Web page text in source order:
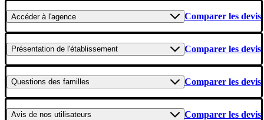
Accéderà l'agence Comparer les devis
Présentation de l'établissement Comparer les devis
Questions des familles Comparer les devis
Avis de nos utilisateurs Comparer les devis